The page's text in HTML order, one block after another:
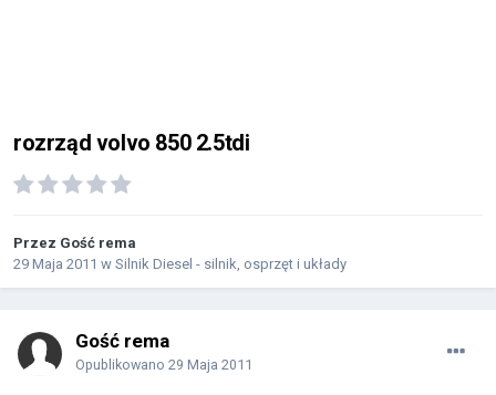
rozrząd volvo 850 2.5tdi
Przez Gość rema
29 Maja 2011 w Silnik Diesel - silnik, osprzęt i układy
Gość rema
Opublikowano 29 Maja 2011